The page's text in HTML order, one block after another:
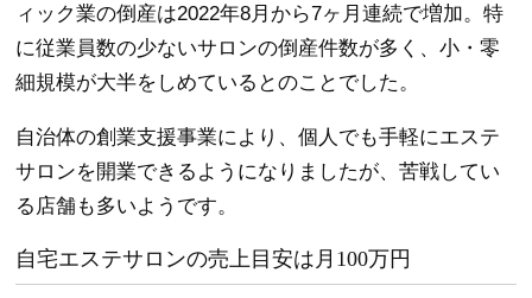
ィック業の倒産は2022年8月から7ヶ月連続で増加。特
に従業員数の少ないサロンの倒産件数が多く、小・零
細規模が大半をしめているとのことでした。
自治体の創業支援事業により、個人でも手軽にエステ
サロンを開業できるようになりましたが、苦戦してい
る店舗も多いようです。
自宅エステサロンの売上目安は月100万円